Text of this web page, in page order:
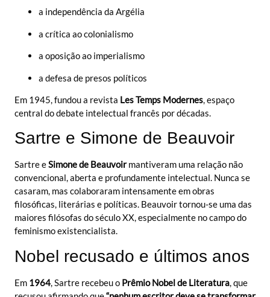
a independência da Argélia
a crítica ao colonialismo
a oposição ao imperialismo
a defesa de presos políticos
Em 1945, fundou a revista Les Temps Modernes, espaço
central do debate intelectual francês por décadas.
Sartre e Simone de Beauvoir
Sartre eSimone de Beauvoirmantiveram uma relação não
convencional, aberta e profundamente intelectual. Nunca se
casaram, mas colaboraram intensamente em obras
filosóficas, literárias e políticas. Beauvoir tornou-se uma das
maiores filósofas do século XX, especialmente no campo do
feminismo existencialista.
Nobel recusado e últimos anos
Em 1964, Sartre recebeu o Prêmio Nobel de Literatura, que